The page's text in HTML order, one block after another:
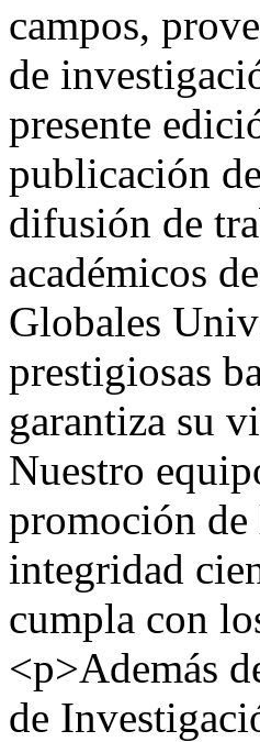
campos,
de
presente
publicación
difusión de
académicos
Globales
prestigiosas
garantiza su
Nuestro
promoción
integridad
cumpla con
<p>Además
de